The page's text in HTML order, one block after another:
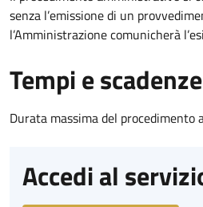
senza l’emissione di un
l’Amministrazione comunicherà
Tempi e scadenze
Durata massima del
Accedi al